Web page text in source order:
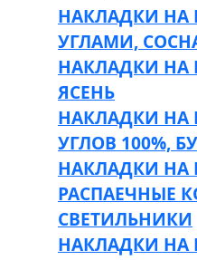
НАКЛАДКИ НА
УГЛАМИ,
НАКЛАДКИ НА
ЯСЕНЬ
НАКЛАДКИ НА
УГЛОВ 100%,
НАКЛАДКИ НА
РАСПАЕЧНЫЕ
СВЕТИЛЬНИКИ
НАКЛАДКИ НА